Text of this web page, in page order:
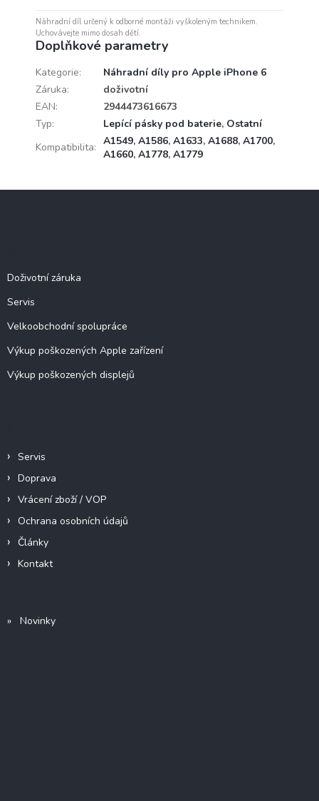
Náhradní díl určený k odborné montáži vyškoleným technikem.
Uchovávejte mimo dosah dětí.
Doplňkové parametry
Kategorie:
Náhradní díly pro Apple iPhone 6
Záruka:
doživotní
EAN:
2944473616673
Typ: Lepící pásky pod baterie, Ostatní
Kompatibilita: A1549, A1586, A1633, A1688, A1700,
A1660, A1778, A1779
Doživotní záruka
Servis
Velkoobchodní spolupráce
Výkup poškozených Apple zařízení
Výkup poškozených displejů
Servis
Doprava
Vrácení zboží / VOP
Ochrana osobních údajů
Články
Kontakt
» Novinky